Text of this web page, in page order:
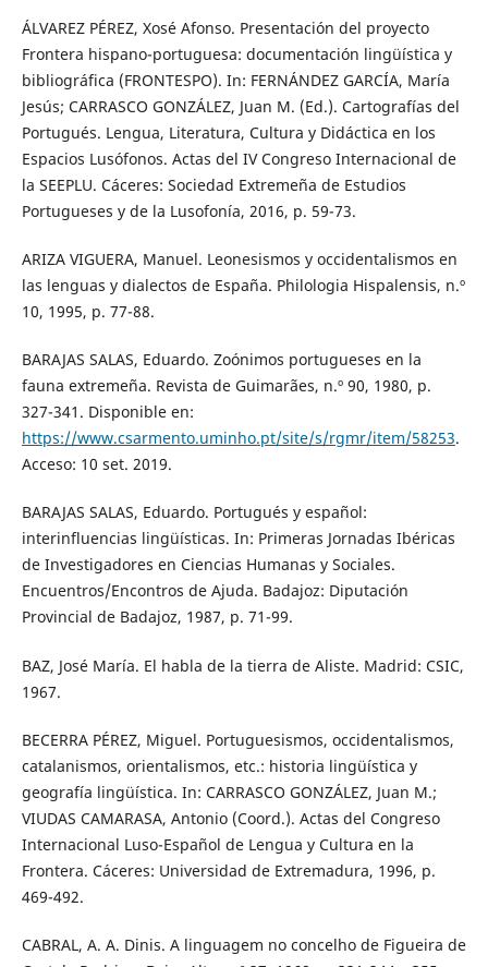
ÁLVAREZ PÉREZ, Xosé Afonso. Presentación del proyecto
Frontera hispano-portuguesa: documentación lingüística y
bibliográfica (FRONTESPO). In: FERNÁNDEZ GARCÍA, María
Jesús; CARRASCO GONZÁLEZ, Juan M. (Ed.). Cartografías del
Portugués. Lengua, Literatura, Cultura y Didáctica en los
Espacios Lusófonos. Actas del IV Congreso Internacional de
la SEEPLU. Cáceres: Sociedad Extremeña de Estudios
Portugueses y de la Lusofonía, 2016, p. 59-73.
ARIZA VIGUERA, Manuel. Leonesismos y occidentalismos en
las lenguas y dialectos de España. Philologia Hispalensis, n.º
10, 1995, p. 77-88.
BARAJAS SALAS, Eduardo. Zoónimos portugueses en la
fauna extremeña. Revista de Guimarães, n.º 90, 1980, p.
327-341. Disponible en:
https://www.csarmento.uminho.pt/site/s/rgmr/item/58253.
Acceso: 10 set. 2019.
BARAJAS SALAS, Eduardo. Portugués y español:
interinfluencias lingüísticas. In: Primeras Jornadas Ibéricas
de Investigadores en Ciencias Humanas y Sociales.
Encuentros/Encontros de Ajuda. Badajoz: Diputación
Provincial de Badajoz, 1987, p. 71-99.
BAZ, José María. El habla de la tierra de Aliste. Madrid: CSIC,
1967.
BECERRA PÉREZ, Miguel. Portuguesismos, occidentalismos,
catalanismos, orientalismos, etc.: historia lingüística y
geografía lingüística. In: CARRASCO GONZÁLEZ, Juan M.;
VIUDAS CAMARASA, Antonio (Coord.). Actas del Congreso
Internacional Luso-Español de Lengua y Cultura en la
Frontera. Cáceres: Universidad de Extremadura, 1996, p.
469-492.
CABRAL, A. A. Dinis. A linguagem no concelho de Figueira de